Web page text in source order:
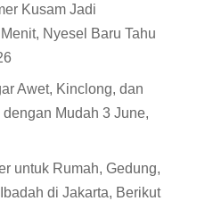
Kusam Jadi
Nyesel Baru Tahu
Awet, Kinclong, dan
Mudah 3 June,
untuk Rumah, Gedung,
di Jakarta, Berikut